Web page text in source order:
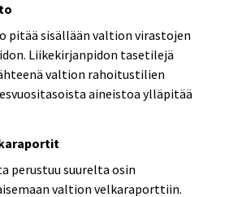
pitää sisällään valtion virastojen
Liikekirjanpidon tasetilejä
valtion rahoitustilien
aineistoa ylläpitää
perustuu suurelta osin
valtion velkaraporttiin.